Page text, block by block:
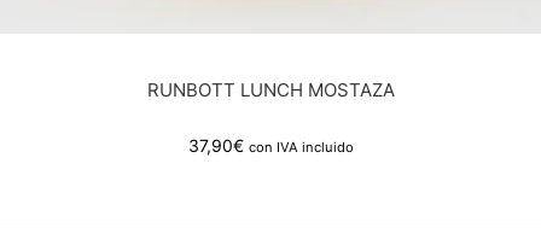
RUNBOTT LUNCH MOSTAZA
37,90€ con IVA incluido